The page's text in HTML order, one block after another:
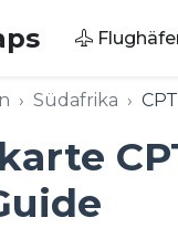
Südafrika